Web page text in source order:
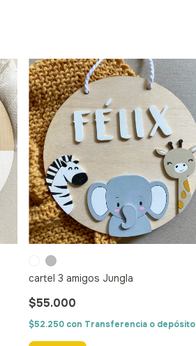
cartel 3 amigos Jungla
$55.000
$52.250 con Transferencia o depósito